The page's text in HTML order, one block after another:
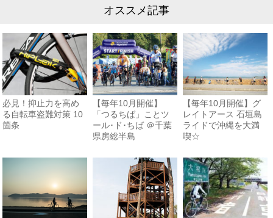
オススメ記事
必見！抑止力を高め
る自転車盗難対策 10
箇条
【毎年10月開催】
「つるちば」ことツ
ール･ド･ちば ＠千葉
県房総半島
【毎年10月開催】グ
レイトアース 石垣島
ライドで沖縄を大満
喫☆